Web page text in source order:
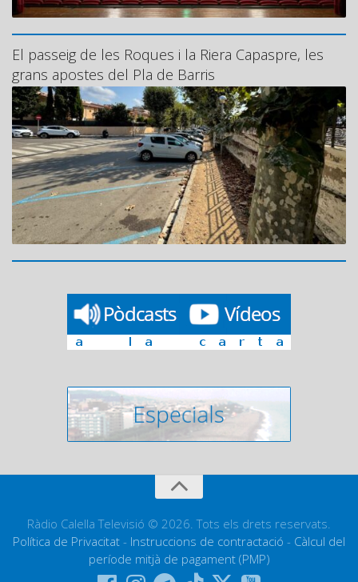
El passeig de les Roques i la Riera Capaspre, les
grans apostes del Pla de Barris
Ràdio Calella Televisió © 2026. Tots els drets reservats.
Política de Privacitat - Instruccions de contractació - Càlcul del
període mitjà de pagament (PMP)